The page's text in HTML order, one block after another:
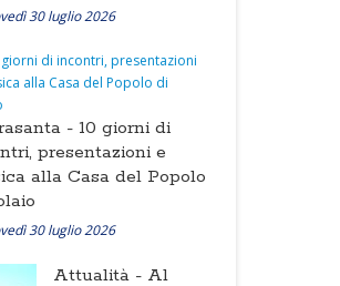
30 luglio 2026
- 10 giorni di
presentazioni e
alla Casa del Popolo
30 luglio 2026
Attualità - Al